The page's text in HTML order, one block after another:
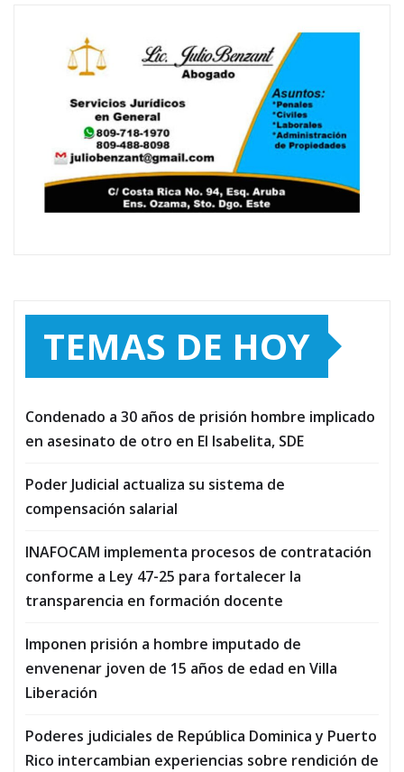
TEMAS DE HOY
Condenado a 30 años de prisión hombre implicado
en asesinato de otro en El Isabelita, SDE
Poder Judicial actualiza su sistema de
compensación salarial
INAFOCAM implementa procesos de contratación
conforme a Ley 47-25 para fortalecer la
transparencia en formación docente
Imponen prisión a hombre imputado de
envenenar joven de 15 años de edad en Villa
Liberación
Poderes judiciales de República Dominica y Puerto
Rico intercambian experiencias sobre rendición de